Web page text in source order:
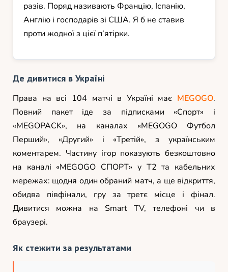
разів. Поряд називають Францію, Іспанію,
Англію і господарів зі США. Я б не ставив
проти жодної з цієї п’ятірки.
Де дивитися в Україні
Права на всі 104 матчі в Україні має MEGOGO.
Повний пакет іде за підписками «Спорт» і
«MEGOPACK», на каналах «MEGOGO Футбол
Перший», «Другий» і «Третій», з українським
коментарем. Частину ігор показують безкоштовно
на каналі «MEGOGO СПОРТ» у Т2 та кабельних
мережах: щодня один обраний матч, а ще відкриття,
обидва півфінали, гру за третє місце і фінал.
Дивитися можна на Smart TV, телефоні чи в
браузері.
Як стежити за результатами